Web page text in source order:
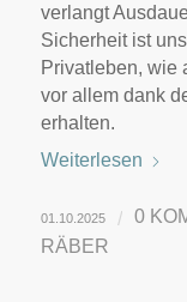
verlangt
Sicherheit ist
Privatleben, wie
vor allem dank
erhalten.
Weiterlesen
01.10.2025 / 0
RÄBER